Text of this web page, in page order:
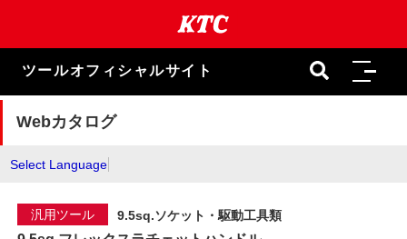
ま
キ
ツールオフィシャルサイト
Webカタログ
Select Language
汎用ツール 9.5sq.ソケット・駆動工具類